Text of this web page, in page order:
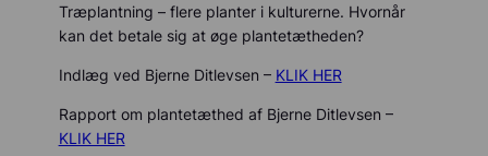
Træplantning – flere planter i kulturerne. Hvornår
kan det betale sig at øge plantetætheden?
Indlæg ved Bjerne Ditlevsen – KLIK HER
Rapport om plantetæthed af Bjerne Ditlevsen –
KLIK HER